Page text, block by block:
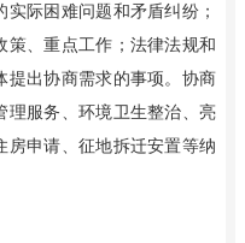
实际困难问题和矛盾纠纷；
策、重点工作；法律法规和
提出协商需求的事项。协商
理服务、环境卫生整治、亮
房申请、征地拆迁安置等纳